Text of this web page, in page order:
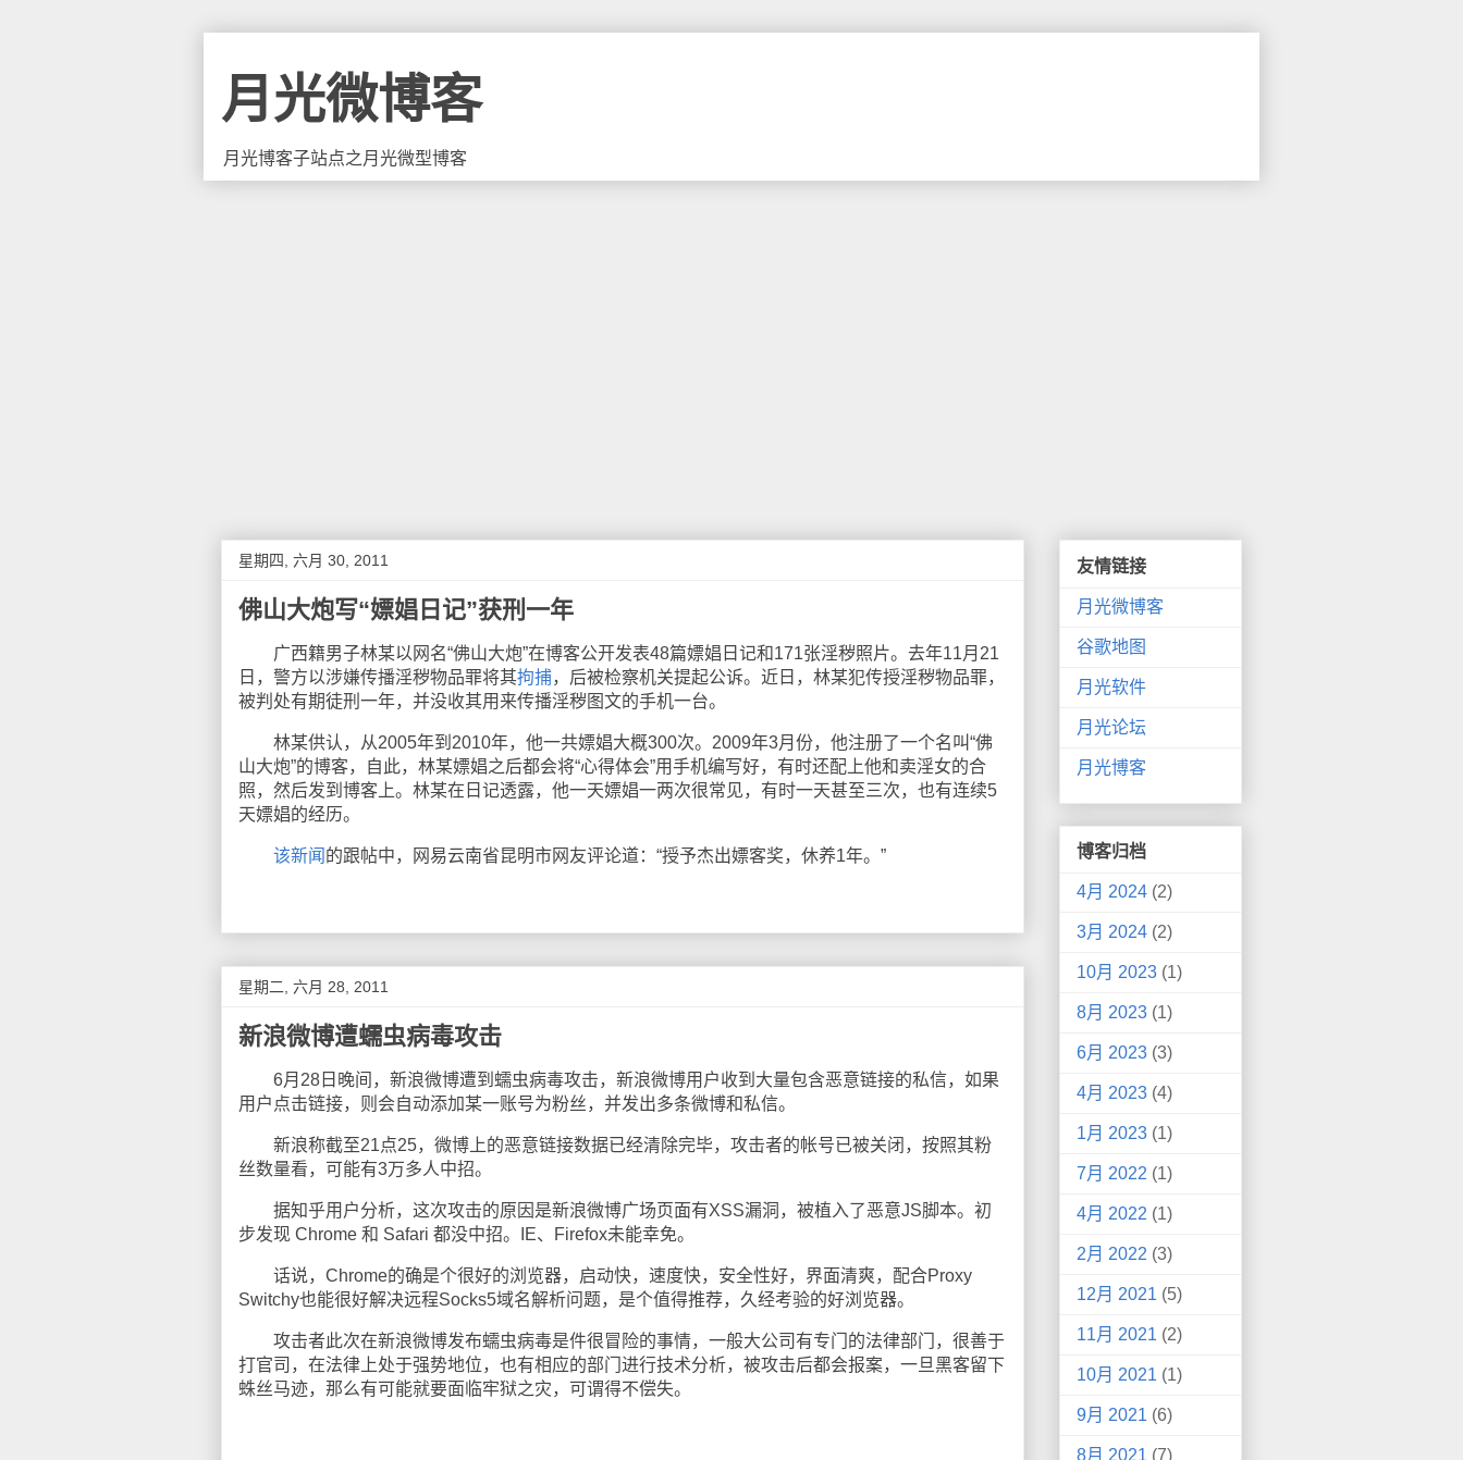
月光微博客
月光博客子站点之月光微型博客
星期四, 六月 30, 2011
佛山大炮写“嫖娼日记”获刑一年
广西籍男子林某以网名“佛山大炮”在博客公开发表48篇嫖娼日记和171张淫秽照片。去年11月21
日，警方以涉嫌传播淫秽物品罪将其拘捕，后被检察机关提起公诉。近日，林某犯传授淫秽物品罪，
被判处有期徒刑一年，并没收其用来传播淫秽图文的手机一台。
林某供认，从2005年到2010年，他一共嫖娼大概300次。2009年3月份，他注册了一个名叫“佛
山大炮”的博客，自此，林某嫖娼之后都会将“心得体会”用手机编写好，有时还配上他和卖淫女的合
照，然后发到博客上。林某在日记透露，他一天嫖娼一两次很常见，有时一天甚至三次，也有连续5
天嫖娼的经历。
该新闻 的跟帖中，网易云南省昆明市网友评论道：“授予杰出嫖客奖，休养1年。”
星期二, 六月 28, 2011
新浪微博遭蠕虫病毒攻击
6月28日晚间，新浪微博遭到蠕虫病毒攻击，新浪微博用户收到大量包含恶意链接的私信，如果
用户点击链接，则会自动添加某一账号为粉丝，并发出多条微博和私信。
新浪称截至21点25，微博上的恶意链接数据已经清除完毕，攻击者的帐号已被关闭，按照其粉
丝数量看，可能有3万多人中招。
据知乎用户分析，这次攻击的原因是新浪微博广场页面有XSS漏洞，被植入了恶意JS脚本。初
步发现 Chrome 和 Safari 都没中招。IE、Firefox未能幸免。
话说，Chrome的确是个很好的浏览器，启动快，速度快，安全性好，界面清爽，配合Proxy
Switchy也能很好解决远程Socks5域名解析问题，是个值得推荐，久经考验的好浏览器。
攻击者此次在新浪微博发布蠕虫病毒是件很冒险的事情，一般大公司有专门的法律部门，很善于
打官司，在法律上处于强势地位，也有相应的部门进行技术分析，被攻击后都会报案，一旦黑客留下
蛛丝马迹，那么有可能就要面临牢狱之灾，可谓得不偿失。
友情链接
月光微博客
谷歌地图
月光软件
月光论坛
月光博客
博客归档
4月 2024 (2)
3月 2024 (2)
10月 2023 (1)
8月 2023 (1)
6月 2023 (3)
4月 2023 (4)
1月 2023 (1)
7月 2022 (1)
4月 2022 (1)
2月 2022 (3)
12月 2021 (5)
11月 2021 (2)
10月 2021 (1)
9月 2021 (6)
8月 2021 (7)